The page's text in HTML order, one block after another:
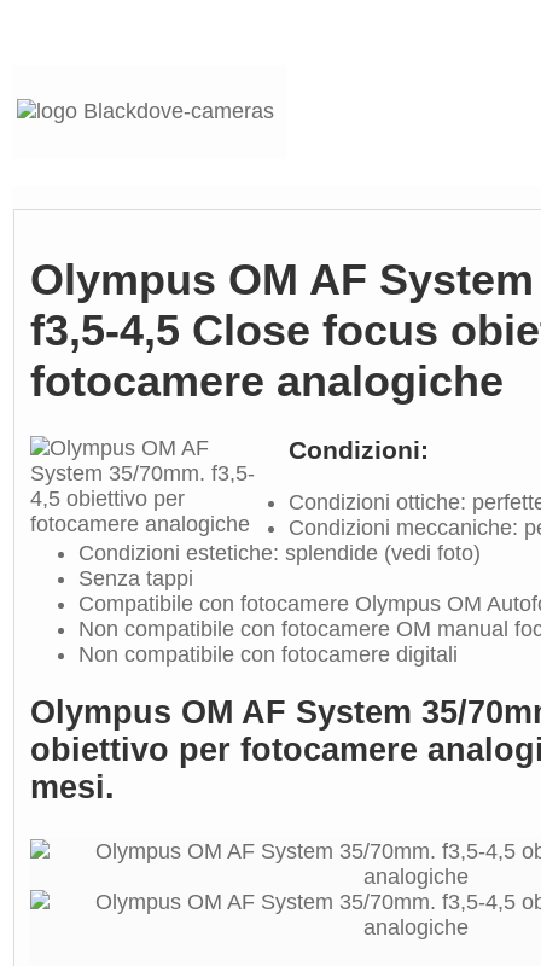
Olympus OM AF
f3,5-4,5 Close focus
fotocamere analogiche
Condizioni:
Condizioni ottiche:
Condizioni meccaniche:
Condizioni estetiche: splendide (vedi foto)
Senza tappi
Compatibile con fotocamere Olympus OM
Non compatibile con fotocamere OM manual
Non compatibile con fotocamere digitali
Olympus OM AF System 35/
obiettivo per fotocamere
mesi.